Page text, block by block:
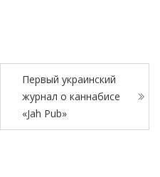
Первый украинский
журнал о каннабисе
«Jah Pub»